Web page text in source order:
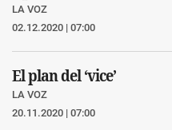
LA VOZ
02.12.2020 | 07:00
El plan del ‘vice’
LA VOZ
20.11.2020 | 07:00